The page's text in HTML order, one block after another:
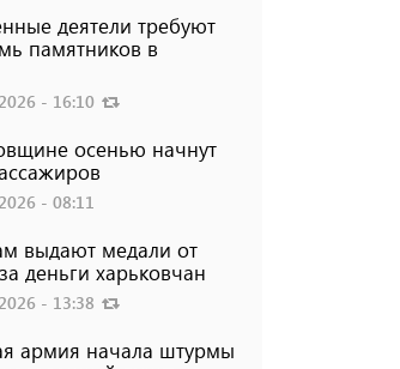
деятели требуют
памятников в
- 16:10
осенью начнут
- 08:11
выдают медали от
деньги харьковчан
- 13:38
армия начала штурмы